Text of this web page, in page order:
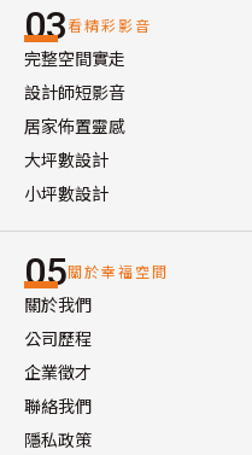
03看精彩影音
完整空間實走
設計師短影音
居家佈置靈感
大坪數設計
小坪數設計
05關於幸福空間
關於我們
公司歷程
企業徵才
聯絡我們
隱私政策